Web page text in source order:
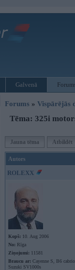
Galvenā
Forums » Vispārējās
Tēma: 325i
Jauna tēma Atbildēt
Autors
ROLEXX
Kopš: 10. Aug 2006
No: Rīga
Ziņojumi: 11581
Braucu ar: Cayenne S, B6
Suzuki SV1000s